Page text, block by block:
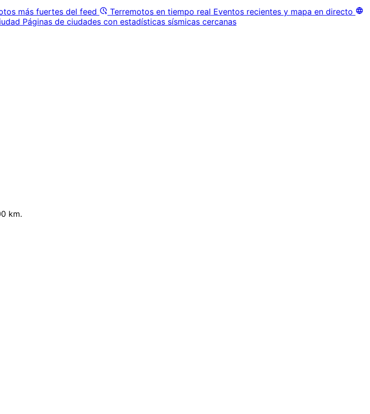
más fuertes del feed Terremotos en tiempo real Eventos recientes y mapa en directo
Páginas de ciudades con estadísticas sísmicas cercanas
km.